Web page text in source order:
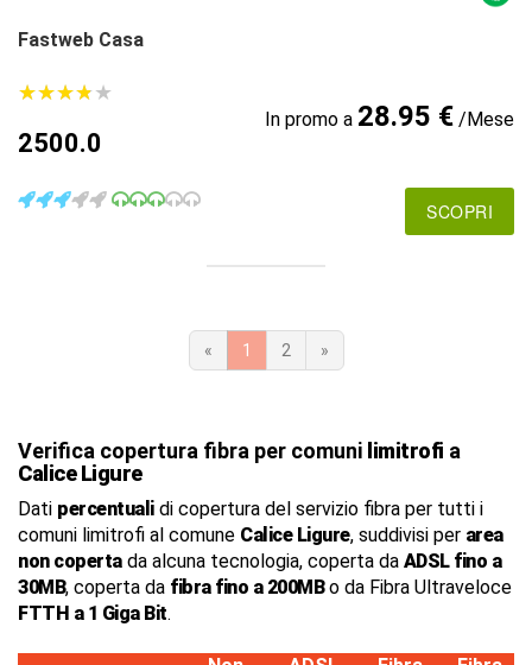
Fastweb Casa
★★★★★
★★★★★
2500.0
In promo a 28.95 €/Mese
SCOPRI
« 1 2 »
Verifica copertura fibra per comuni limitrofi a
Calice Ligure
Dati percentualidi copertura del servizio fibra per tutti i
comuni limitrofi al comune Calice Ligure, suddivisi per area
non copertada alcuna tecnologia, coperta da ADSL fino a
30MB, coperta da fibra fino a 200MBo da Fibra Ultraveloce
FTTH a 1 Giga Bit.